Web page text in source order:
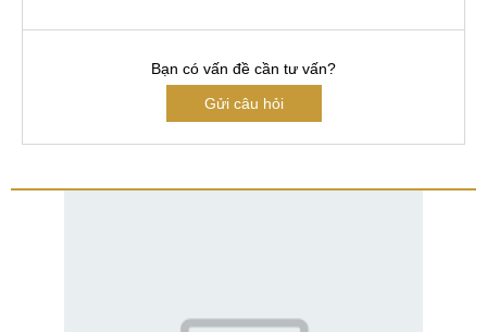
Bạn có vấn đề cần tư vấn?
Gửi câu hỏi